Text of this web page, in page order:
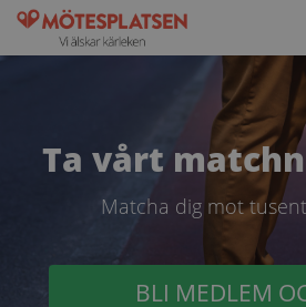
Ta vårt
Matcha dig mot
BLI MEDLEM